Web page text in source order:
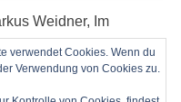
Weidner, Im
E-Mail:
Michel
verwendet Cookies. Wenn du
Verwendung von Cookies zu.